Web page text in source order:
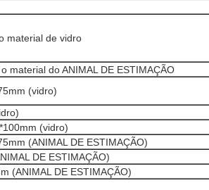
material de vidro
material do ANIMAL DE ESTIMAÇÃO
(vidro)
(vidro)
(ANIMAL DE ESTIMAÇÃO)
DE ESTIMAÇÃO)
(ANIMAL DE ESTIMAÇÃO)